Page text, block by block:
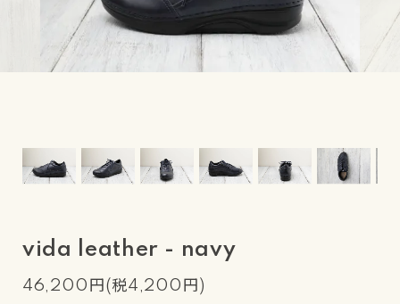
vida leather - navy
46,200円(税4,200円)